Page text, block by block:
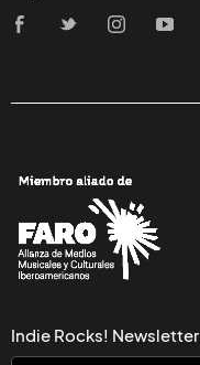
Indie Rocks! Newsletter